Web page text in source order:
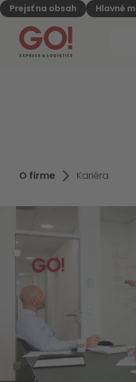
Prejsť na obsah Hlavné
GO! Express & Logistics -
O firme Kariéra